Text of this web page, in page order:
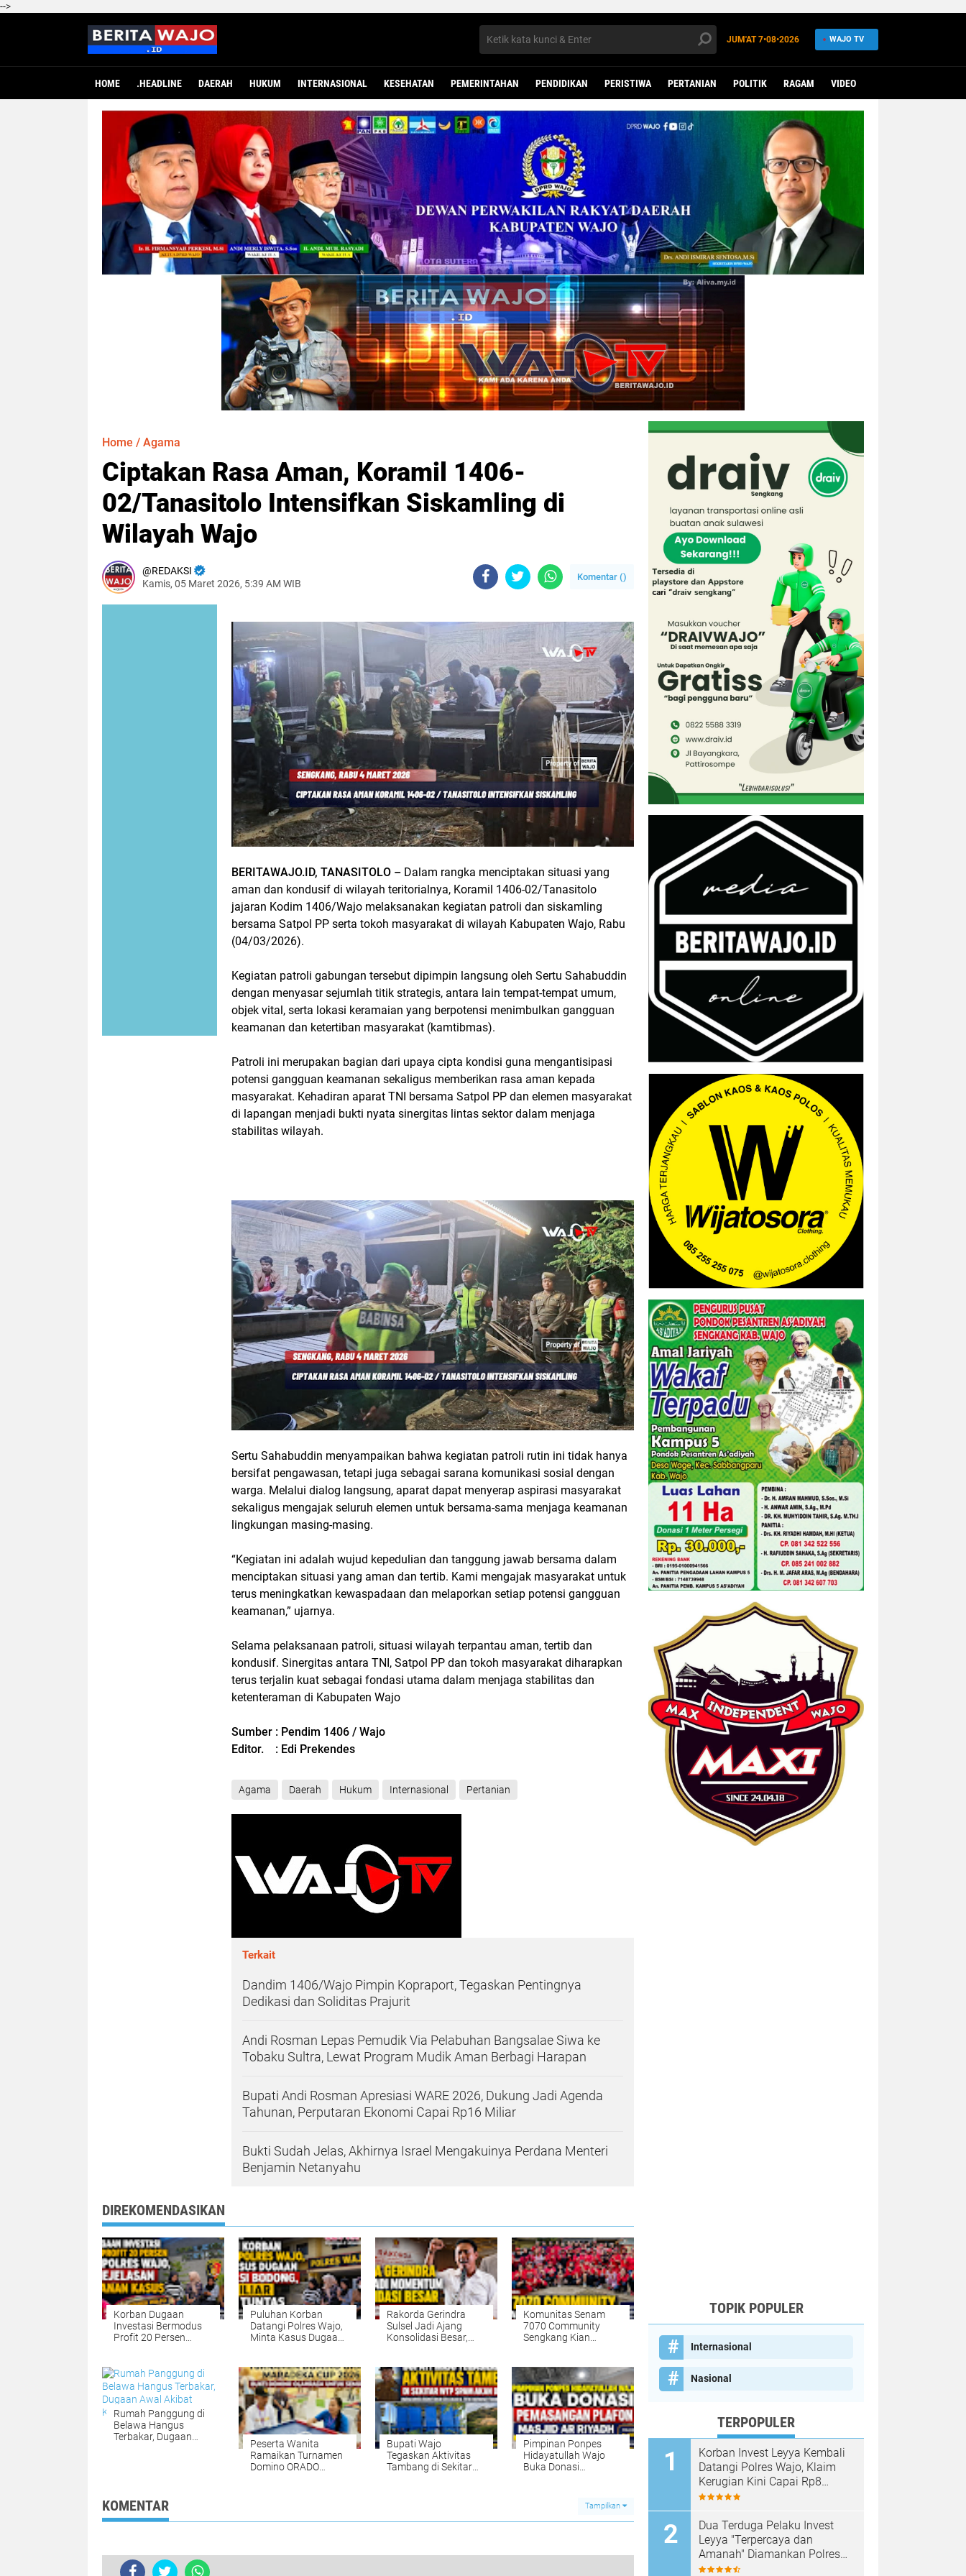
-->
JUM'AT7•08•2026 WAJO TV
HOME .HEADLINE DAERAH HUKUM INTERNASIONAL KESEHATAN PEMERINTAHAN PENDIDIKAN PERISTIWA PERTANIAN POLITIK RAGAM VIDEO
Home / Agama
Ciptakan Rasa Aman, Koramil 1406-
02/Tanasitolo Intensifkan Siskamling di
Wilayah Wajo
REDAKSI
Kamis, 05 Maret 2026, 5:39 AM WIB
Komentar ()
BERITAWAJO.ID, TANASITOLO – Dalam rangka menciptakan situasi yang
aman dan kondusif di wilayah teritorialnya, Koramil 1406-02/Tanasitolo
jajaran Kodim 1406/Wajo melaksanakan kegiatan patroli dan siskamling
bersama Satpol PP serta tokoh masyarakat di wilayah Kabupaten Wajo, Rabu
(04/03/2026).
Kegiatan patroli gabungan tersebut dipimpin langsung oleh Sertu Sahabuddin
dengan menyasar sejumlah titik strategis, antara lain tempat-tempat umum,
objek vital, serta lokasi keramaian yang berpotensi menimbulkan gangguan
keamanan dan ketertiban masyarakat (kamtibmas).
Patroli ini merupakan bagian dari upaya cipta kondisi guna mengantisipasi
potensi gangguan keamanan sekaligus memberikan rasa aman kepada
masyarakat. Kehadiran aparat TNI bersama Satpol PP dan elemen masyarakat
di lapangan menjadi bukti nyata sinergitas lintas sektor dalam menjaga
stabilitas wilayah.
Sertu Sahabuddin menyampaikan bahwa kegiatan patroli rutin ini tidak hanya
bersifat pengawasan, tetapi juga sebagai sarana komunikasi sosial dengan
warga. Melalui dialog langsung, aparat dapat menyerap aspirasi masyarakat
sekaligus mengajak seluruh elemen untuk bersama-sama menjaga keamanan
lingkungan masing-masing.
“Kegiatan ini adalah wujud kepedulian dan tanggung jawab bersama dalam
menciptakan situasi yang aman dan tertib. Kami mengajak masyarakat untuk
terus meningkatkan kewaspadaan dan melaporkan setiap potensi gangguan
keamanan,” ujarnya.
Selama pelaksanaan patroli, situasi wilayah terpantau aman, tertib dan
kondusif. Sinergitas antara TNI, Satpol PP dan tokoh masyarakat diharapkan
terus terjalin kuat sebagai fondasi utama dalam menjaga stabilitas dan
ketenteraman di Kabupaten Wajo
Sumber : Pendim 1406 / Wajo
Editor. : Edi Prekendes
Agama Daerah Hukum Internasional Pertanian
Terkait
Dandim 1406/Wajo Pimpin Kopraport, Tegaskan Pentingnya
Dedikasi dan Soliditas Prajurit
Andi Rosman Lepas Pemudik Via Pelabuhan Bangsalae Siwa ke
Tobaku Sultra, Lewat Program Mudik Aman Berbagi Harapan
Bupati Andi Rosman Apresiasi WARE 2026, Dukung Jadi Agenda
Tahunan, Perputaran Ekonomi Capai Rp16 Miliar
Bukti Sudah Jelas, Akhirnya Israel Mengakuinya Perdana Menteri
Benjamin Netanyahu
DIREKOMENDASIKAN
Korban Dugaan
Investasi Bermodus
Profit 20 Persen
Penanganan Kasus
Puluhan Korban
Datangi Polres Wajo,
Minta Kasus Dugaan
Rakorda Gerindra
Sulsel Jadi Ajang
Konsolidasi Besar,
Bukti Gerindra Makin
Dipercaya
Komunitas Senam
7070 Community
Sengkang Kian
Aktif
Rumah Panggung di
Belawa Hangus
Terbakar, Dugaan
Peserta Wanita
Ramaikan Turnamen
Domino ORADO
Bupati Wajo
Tegaskan Aktivitas
Tambang di Sekitar
Koordinat Tambang
Pimpinan Ponpes
Hidayatullah Wajo
Buka Donasi
Masyarakat Raih
Keberkahan Sedekah
KOMENTAR Tampilkan
TOPIK POPULER
Internasional
Nasional
TERPOPULER
Korban Invest Leyya Kembali
Datangi Polres Wajo, Klaim
Kerugian Kini Capai Rp8
Miliar, Minta Penyidikan
Dua Terduga Pelaku Invest
Leyya "Terpercaya dan
Amanah" Diamankan Polres
Wajo, Kerugian Korban